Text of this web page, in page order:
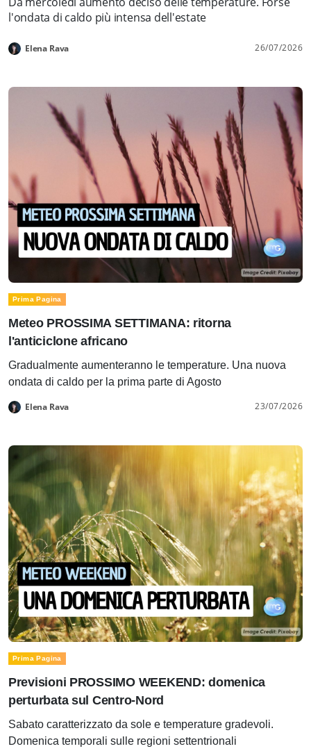
l'ondata di caldo più intensa dell'estate
Elena Rava 26/07/2026
Prima Pagina
Meteo PROSSIMA SETTIMANA: ritorna
l'anticiclone africano
Gradualmente aumenteranno le temperature. Una nuova
ondata di caldo per la prima parte di Agosto
Elena Rava 23/07/2026
Prima Pagina
Previsioni PROSSIMO WEEKEND: domenica
perturbata sul Centro-Nord
Sabato caratterizzato da sole e temperature gradevoli.
Domenica temporali sulle regioni settentrionali